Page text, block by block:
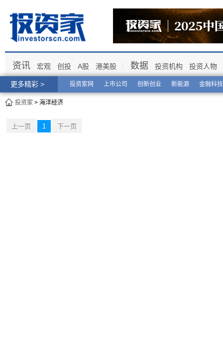
更多精彩 > 投资家网 上市公司 创新创业 新能源 金融科技
资讯 宏观 创投 A股 港美股 数据 投资机构 投资人物
投资家 > 海洋经济
上一页 1 下一页